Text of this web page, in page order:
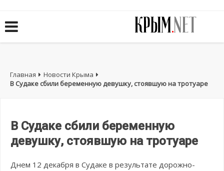
Главная
Новости Крыма
В Судаке сбили беременную девушку, стоявшую на тротуаре
В Судаке сбили беременную
девушку, стоявшую на тротуаре
Днем 12 декабря в Судаке в результате дорожно-